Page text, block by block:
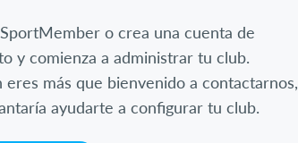
o crea una cuenta de
y comienza a administrar tu club.
eres más que bienvenido a contactarnos,
ayudarte a configurar tu club.